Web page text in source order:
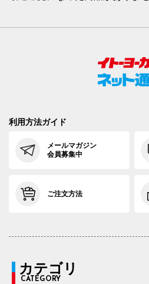
利用方法ガイド
メールマガジン
会員募集中
ご注文方法
カテゴリ
CATEGORY